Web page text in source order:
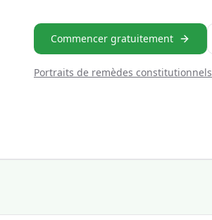
Commencer gratuitement
Portraits de remèdes constitutionnels